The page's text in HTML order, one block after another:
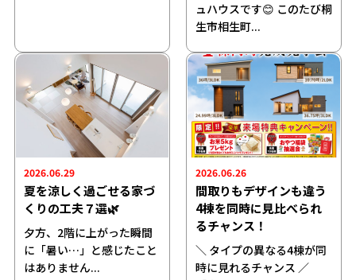
ュハウスです😊 このたび桐
生市相生町...
2026.06.29
夏を涼しく過ごせる家づ
くりの工夫７選🌿
夕方、2階に上がった瞬間
に「暑い…」と感じたこと
はありません...
2026.06.26
間取りもデザインも違う
4棟を同時に見比べられ
るチャンス！
＼ タイプの異なる4棟が同
時に見れるチャンス ／